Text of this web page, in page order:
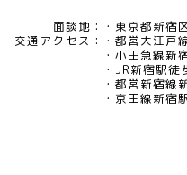
面談地：
東京都新宿
交通アクセス：
都営大江戸
小田急線新
JR新宿駅徒
都営新宿線
京王線新宿